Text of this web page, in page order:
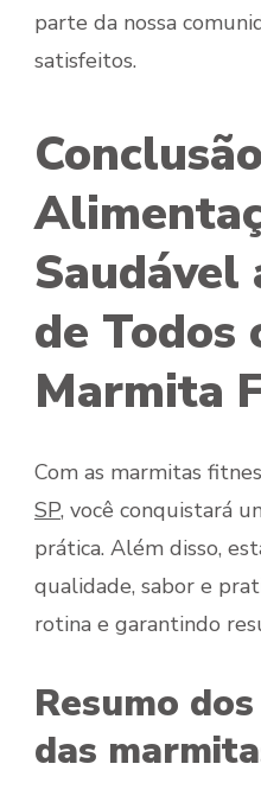
parte da nossa
satisfeitos.
Saudável
de Todos
Marmita
Com as marmitas
SP, você conquistará
prática. Além disso,
qualidade, sabor e
rotina e garantindo
Resumo
das